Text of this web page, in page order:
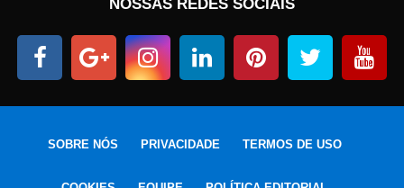
NOSSAS REDES SOCIAIS
SOBRE NÓS PRIVACIDADE TERMOS DE USO